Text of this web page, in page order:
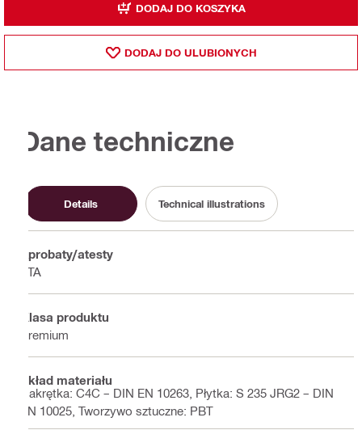
DODAJ DO KOSZYKA
DODAJ DO ULUBIONYCH
Dane techniczne
Details Technical illustrations
Aprobaty/atesty
ETA
Klasa produktu
Premium
Skład materiału
Nakrętka: C4C – DIN EN 10263, Płytka: S 235 JRG2 – DIN
EN 10025, Tworzywo sztuczne: PBT